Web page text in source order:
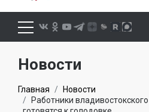
Новости
Главная
Новости
Работники